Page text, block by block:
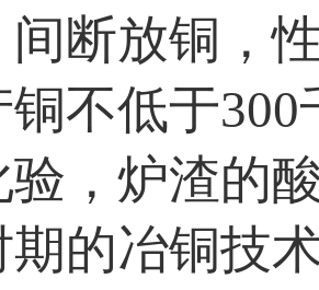
间断放铜，
铜不低于
验，炉渣的
期的冶铜技